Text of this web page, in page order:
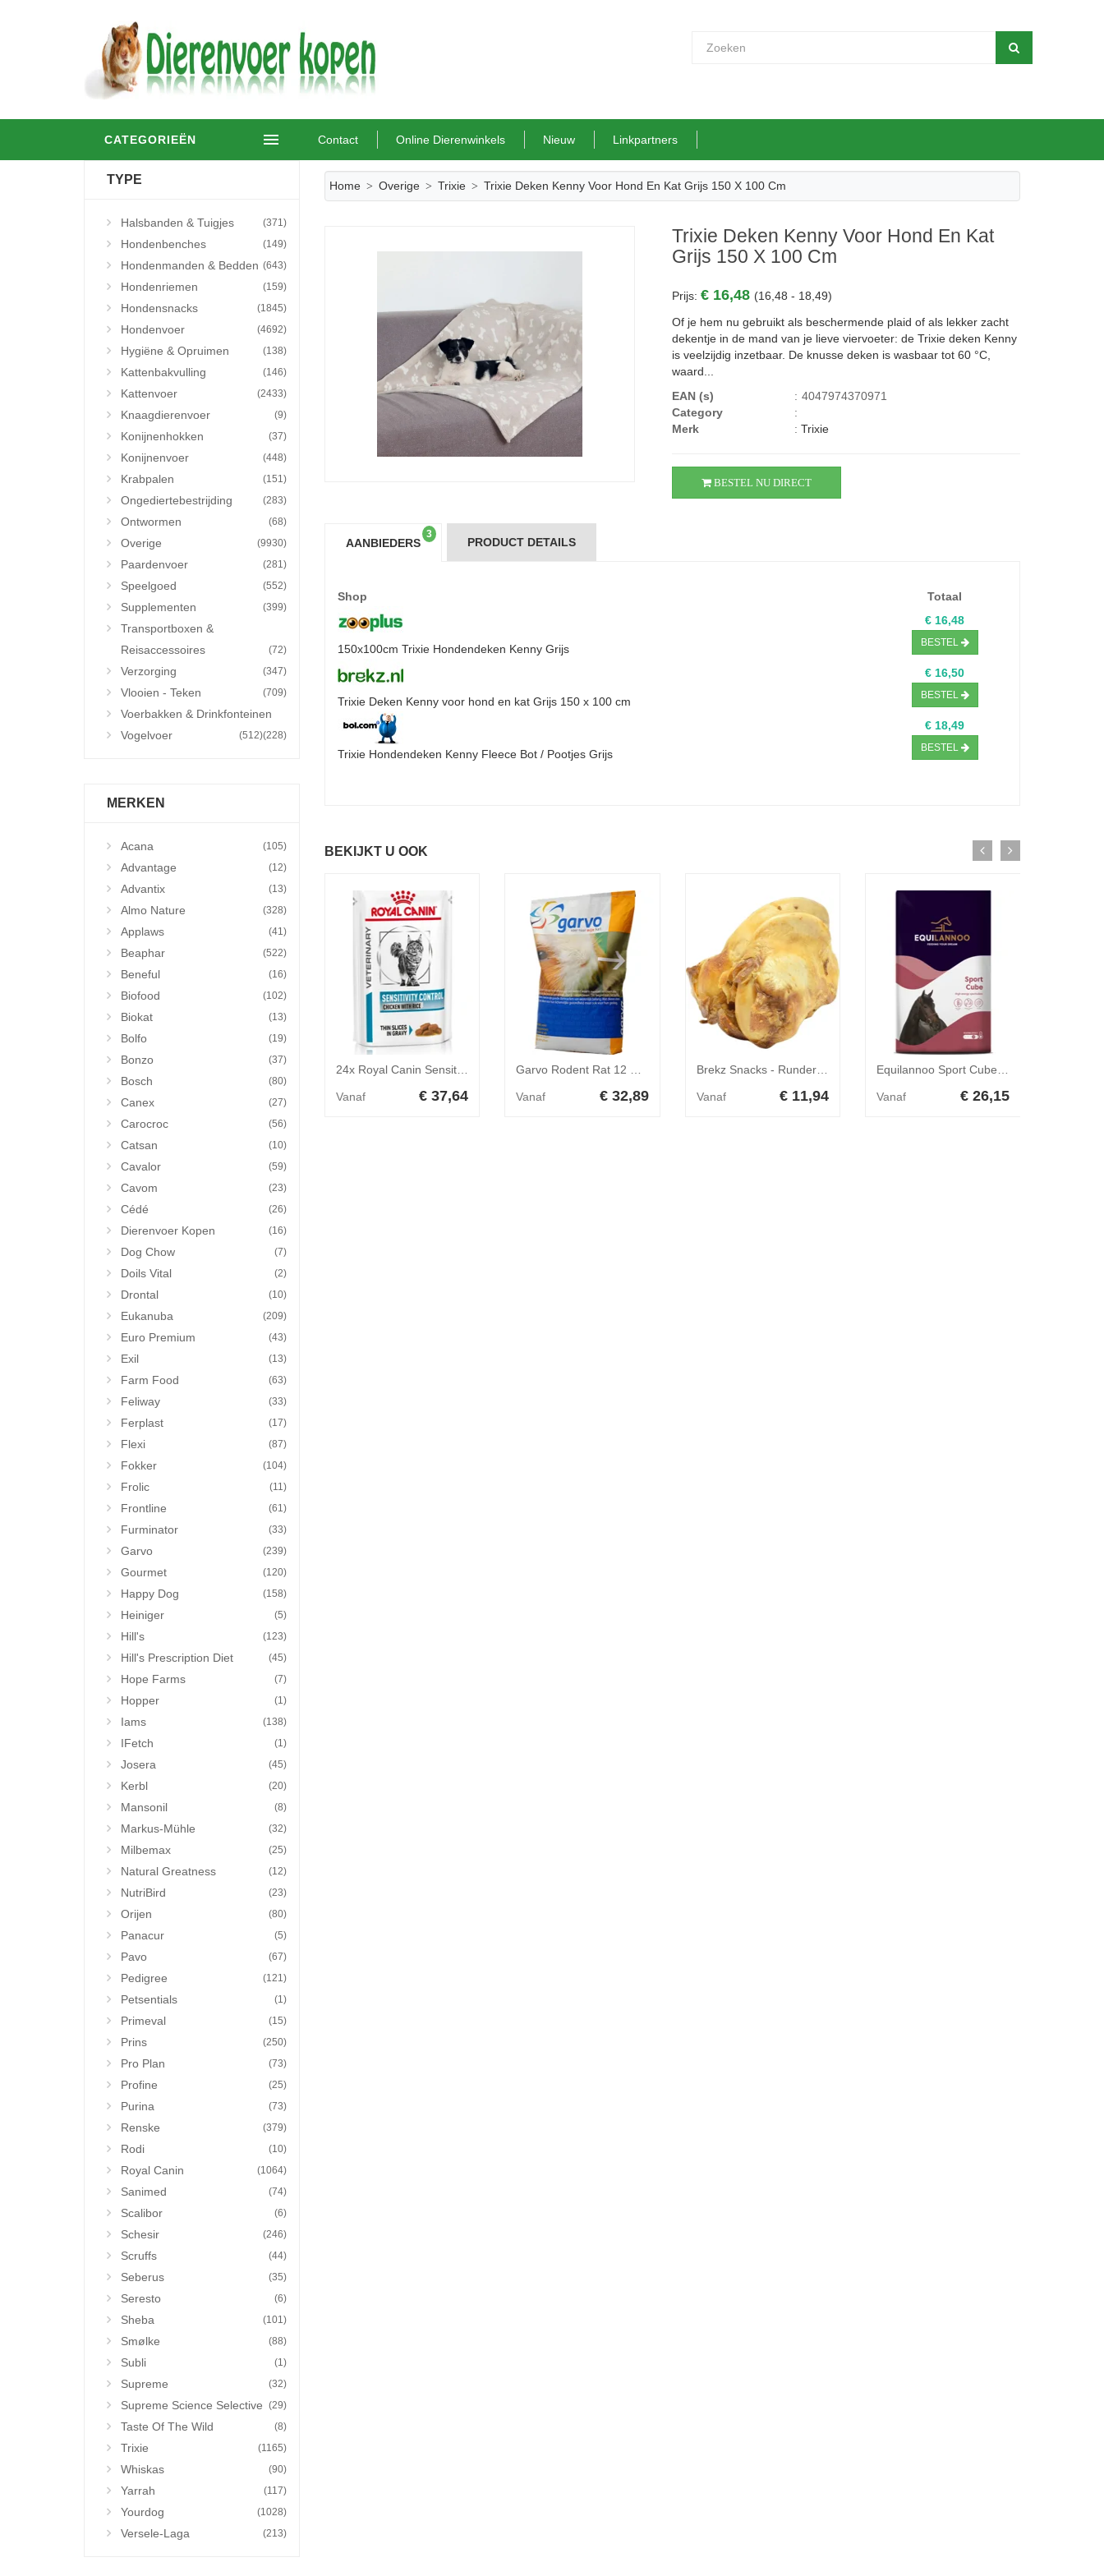
CATEGORIEËN Contact Online Dierenwinkels Nieuw Linkpartners
TYPE
Halsbanden & Tuigjes (371)
Hondenbenches (149)
Hondenmanden & Bedden (643)
Hondenriemen (159)
Hondensnacks (1845)
Hondenvoer (4692)
Hygiëne & Opruimen (138)
Kattenbakvulling (146)
Kattenvoer (2433)
Knaagdierenvoer (9)
Konijnenhokken (37)
Konijnenvoer (448)
Krabpalen (151)
Ongediertebestrijding (283)
Ontwormen (68)
Overige (9930)
Paardenvoer (281)
Speelgoed (552)
Supplementen (399)
Transportboxen &
Reisaccessoires
(72)
Verzorging (347)
Vlooien - Teken (709)
Voerbakken & Drinkfonteinen
(228)
Vogelvoer (512)
MERKEN
Acana (105)
Advantage (12)
Advantix (13)
Almo Nature (328)
Applaws (41)
Beaphar (522)
Beneful (16)
Biofood (102)
Biokat (13)
Bolfo (19)
Bonzo (37)
Bosch (80)
Canex (27)
Carocroc (56)
Catsan (10)
Cavalor (59)
Cavom (23)
Cédé (26)
Dierenvoer Kopen (16)
Dog Chow (7)
Doils Vital (2)
Drontal (10)
Eukanuba (209)
Euro Premium (43)
Exil (13)
Farm Food (63)
Feliway (33)
Ferplast (17)
Flexi (87)
Fokker (104)
Frolic (11)
Frontline (61)
Furminator (33)
Garvo (239)
Gourmet (120)
Happy Dog (158)
Heiniger (5)
Hill's (123)
Hill's Prescription Diet (45)
Hope Farms (7)
Hopper (1)
Iams (138)
IFetch (1)
Josera (45)
Kerbl (20)
Mansonil (8)
Markus-Mühle (32)
Milbemax (25)
Natural Greatness (12)
NutriBird (23)
Orijen (80)
Panacur (5)
Pavo (67)
Pedigree (121)
Petsentials (1)
Primeval (15)
Prins (250)
Pro Plan (73)
Profine (25)
Purina (73)
Renske (379)
Rodi (10)
Royal Canin (1064)
Sanimed (74)
Scalibor (6)
Schesir (246)
Scruffs (44)
Seberus (35)
Seresto (6)
Sheba (101)
Smølke (88)
Subli (1)
Supreme (32)
Supreme Science Selective (29)
Taste Of The Wild (8)
Trixie (1165)
Whiskas (90)
Yarrah (117)
Yourdog (1028)
Versele-Laga (213)
Home Overige Trixie Trixie Deken Kenny Voor Hond En Kat Grijs 150 X 100 Cm
Trixie Deken Kenny Voor Hond En Kat
Grijs 150 X 100 Cm
Prijs:€ 16,48 (16,48 - 18,49)
Of je hem nu gebruikt als beschermende plaid of als lekker zacht
dekentje in de mand van je lieve viervoeter: de Trixie deken Kenny
is veelzijdig inzetbaar. De knusse deken is wasbaar tot 60 °C,
waard...
EAN (s)
: 4047974370971
Category
:
Merk
:Trixie
BESTEL NU DIRECT
AANBIEDERS
3
PRODUCT DETAILS
Shop Totaal
150x100cm Trixie Hondendeken Kenny Grijs
€ 16,48
BESTEL
Trixie Deken Kenny voor hond en kat Grijs 150 x 100 cm
€ 16,50
BESTEL
Trixie Hondendeken Kenny Fleece Bot / Pootjes Grijs
€ 18,49
BESTEL
BEKIJKT U OOK
24x Royal Canin Sensitivity Control Kattenvoer Nat 85 gr
Vanaf € 37,64 Vanaf € 32,89
Brekz Snacks - Runderknokkel voor de hond 2 stuks
Vanaf € 11,94 Vanaf € 26,15